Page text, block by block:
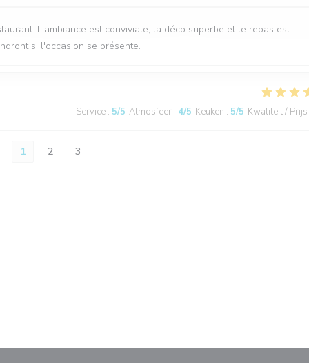
L'ambiance est conviviale, la déco superbe et le repas est
si l'occasion se présente.
Service : 5/5 Atmosfeer : 4/5 Keuken : 5/5 Kwaliteit / Prijs
1 2 3